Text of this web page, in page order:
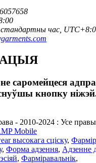
стандартны час,
саромейцеся
кнопку
- 2010-2024 : Усе
Mobile
высокага сціску,
, Форма адзення, Адзенне
, Фарміравальнік,